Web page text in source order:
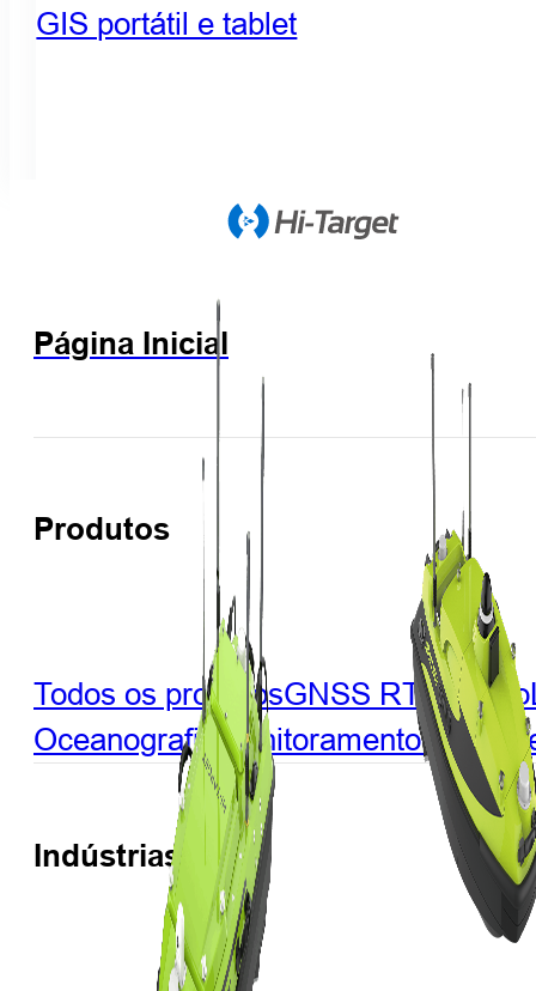
GIS portátil e tablet
Página Inicial
Produtos
Todos os produtosGNSS RTKÓptico
OceanografiaMonitoramentoCORS
Indústrias